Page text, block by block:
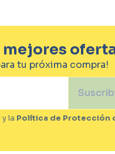
mejores
tu próxima compra!
y la Política de Protección